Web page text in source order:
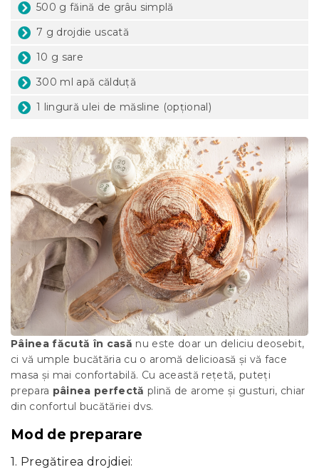
500 g făină de grâu simplă
7 g drojdie uscată
10 g sare
300 ml apă călduță
1 lingură ulei de măsline (opțional)
Pâinea făcută în casă nu este doar un deliciu deosebit,
ci vă umple bucătăria cu o aromă delicioasă și vă face
masa și mai confortabilă. Cu această rețetă, puteți
prepara pâinea perfectă plină de arome și gusturi, chiar
din confortul bucătăriei dvs.
Mod de preparare
1. Pregătirea drojdiei: